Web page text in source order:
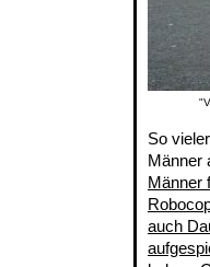
So
Männer
Männer
auch